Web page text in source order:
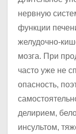
нервную
функции
желудочно-
мозга. При
часто уже не
опасность,
делирием,
инсультом,